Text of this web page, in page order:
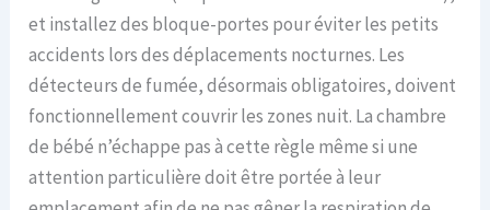
et installez des bloque-portes pour éviter les petits
accidents lors des déplacements nocturnes. Les
détecteurs de fumée, désormais obligatoires, doivent
fonctionnellement couvrir les zones nuit. La chambre
de bébé n’échappe pas à cette règle même si une
attention particulière doit être portée à leur